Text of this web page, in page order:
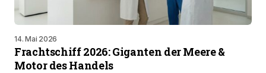
14. Mai 2026
Frachtschiff 2026: Giganten der Meere &
Motor des Handels